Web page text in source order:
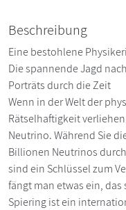
Beschreibung
Eine bestohlene
Die spannende Jagd
Porträts durch die Zeit
Wenn in der Welt der
Rätselhaftigkeit
Neutrino. Während Sie
Billionen Neutrinos
sind ein Schlüssel zum
fängt man etwas ein,
Spiering ist ein